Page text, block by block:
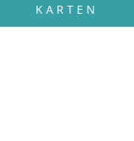
KARTEN